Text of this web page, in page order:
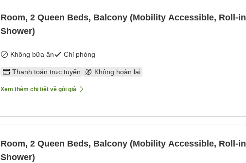
Room, 2 Queen Beds, Balcony (Mobility Accessible, Roll-in
Shower)
Không bữa ăn Chỉ phòng
Thanh toán trực tuyến Không hoàn lại
Xem thêm chi tiết về gói giá
Room, 2 Queen Beds, Balcony (Mobility Accessible, Roll-in
Shower)